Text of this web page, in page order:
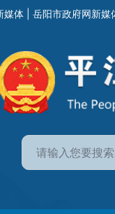
媒体 岳阳市政府网新媒